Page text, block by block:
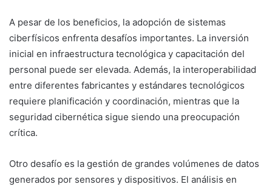
A pesar de los beneficios, la adopción de sistemas
ciberfísicos enfrenta desafíos importantes. La inversión
inicial en infraestructura tecnológica y capacitación del
personal puede ser elevada. Además, la interoperabilidad
entre diferentes fabricantes y estándares tecnológicos
requiere planificación y coordinación, mientras que la
seguridad cibernética sigue siendo una preocupación
crítica.
Otro desafío es la gestión de grandes volúmenes de datos
generados por sensores y dispositivos. El análisis en